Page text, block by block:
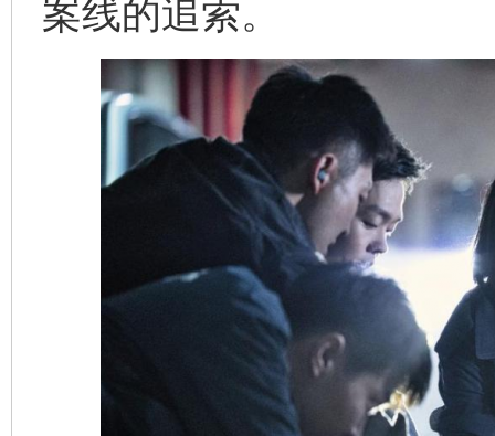
案线的追索。